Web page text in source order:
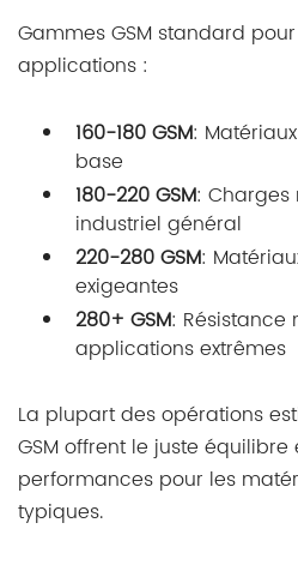
Gammes GSM standard
applications :
160-180 GSM:
base
180-220 GSM: Charges
industriel général
220-280 GSM:
exigeantes
280+ GSM: Résistance
applications extrêmes
La plupart des opérations
GSM offrent le juste
performances pour les
typiques.